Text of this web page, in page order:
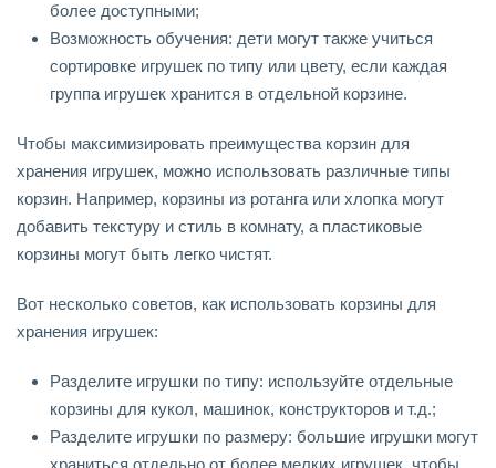
более доступными;
Возможность обучения: дети могут также учиться
сортировке игрушек по типу или цвету, если каждая
группа игрушек хранится в отдельной корзине.
Чтобы максимизировать преимущества корзин для
хранения игрушек, можно использовать различные типы
корзин. Например, корзины из ротанга или хлопка могут
добавить текстуру и стиль в комнату, а пластиковые
корзины могут быть легко чистят.
Вот несколько советов, как использовать корзины для
хранения игрушек:
Разделите игрушки по типу: используйте отдельные
корзины для кукол, машинок, конструкторов и т.д.;
Разделите игрушки по размеру: большие игрушки могут
храниться отдельно от более мелких игрушек, чтобы